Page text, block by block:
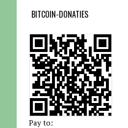
BITCOIN-DONATIES
Pay to: